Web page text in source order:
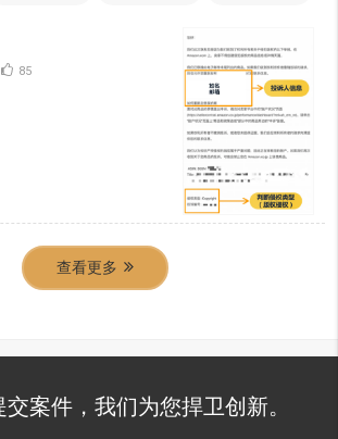
85
查看更多
案件，我们为您捍卫创新。